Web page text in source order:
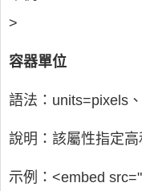
>
容器單位
語法：units=pixels
說明：該屬性指定
示例：<embed